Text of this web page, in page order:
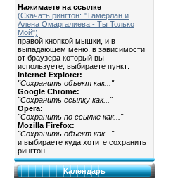
Нажимаете на ссылке
(Скачать рингтон: "Тамерлан и
Алена Омаргалиева - Ты Только
Мой")
правой кнопкой мышки, и в
выпадающем меню, в зависимости
от браузера который вы
используете, выбираете пункт:
Internet Explorer:
"Сохранить объект как..."
Google Chrome:
"Сохранить ссылку как..."
Opera:
"Сохранить по ссылке как..."
Mozilla Firefox:
"Сохранить объект как..."
и выбираете куда хотите сохранить
рингтон.
Календарь